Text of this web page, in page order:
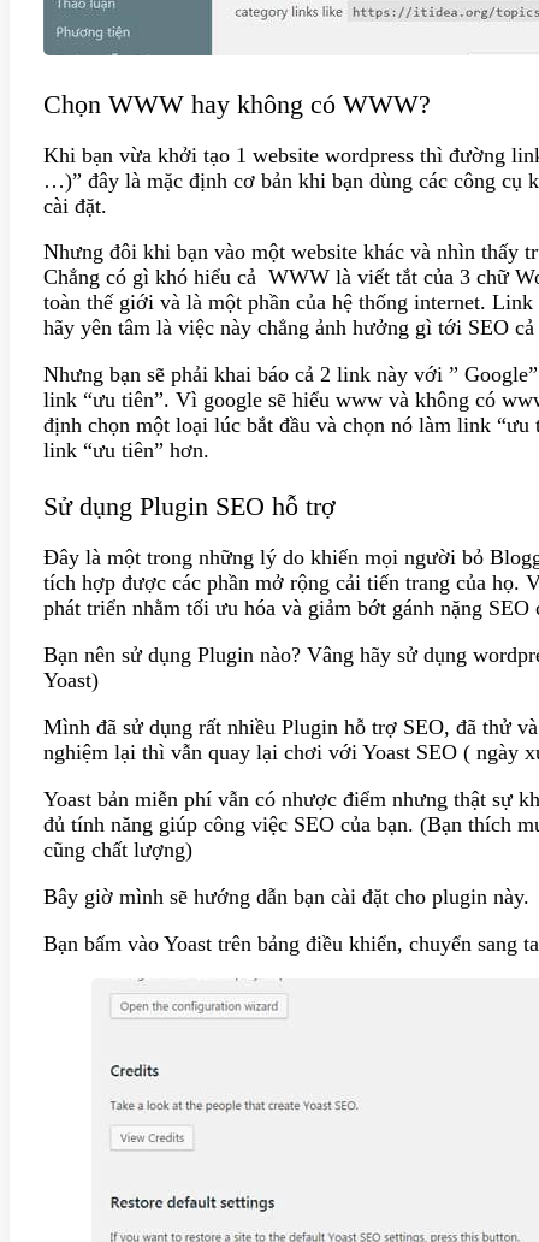
Chọn WWW hay không có WWW?
Khi bạn vừa khởi tạo 1 website wordpress thì đường
…)” đây là mặc định cơ bản khi bạn dùng các công cụ
cài đặt.
Nhưng đôi khi bạn vào một website khác và nhìn thấy
Chẳng có gì khó hiểu cả WWW là viết tắt của 3 chữ
toàn thế giới và là một phần của hệ thống internet.
hãy yên tâm là việc này chẳng ảnh hưởng gì tới SEO
Nhưng bạn sẽ phải khai báo cả 2 link này với ”
link “ưu tiên”. Vì google sẽ hiểu www và không có
định chọn một loại lúc bắt đầu và chọn nó làm link “ưu
link “ưu tiên” hơn.
Sử dụng Plugin SEO hỗ trợ
Đây là một trong những lý do khiến mọi người bỏ
tích hợp được các phần mở rộng cải tiến trang của họ.
phát triển nhằm tối ưu hóa và giảm bớt gánh nặng SEO
Bạn nên sử dụng Plugin nào? Vâng hãy sử dụng
Yoast)
Mình đã sử dụng rất nhiều Plugin hỗ trợ SEO, đã thử
nghiệm lại thì vẫn quay lại chơi với Yoast SEO ( ngày
Yoast bản miễn phí vẫn có nhược điểm nhưng thật sự
đủ tính năng giúp công việc SEO của bạn. (Bạn thích
cũng chất lượng)
Bây giờ mình sẽ hướng dẫn bạn cài đặt cho plugin này.
Bạn bấm vào Yoast trên bảng điều khiển, chuyển sang